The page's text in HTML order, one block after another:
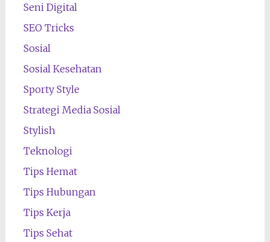
Seni Digital
SEO Tricks
Sosial
Sosial Kesehatan
Sporty Style
Strategi Media Sosial
Stylish
Teknologi
Tips Hemat
Tips Hubungan
Tips Kerja
Tips Sehat